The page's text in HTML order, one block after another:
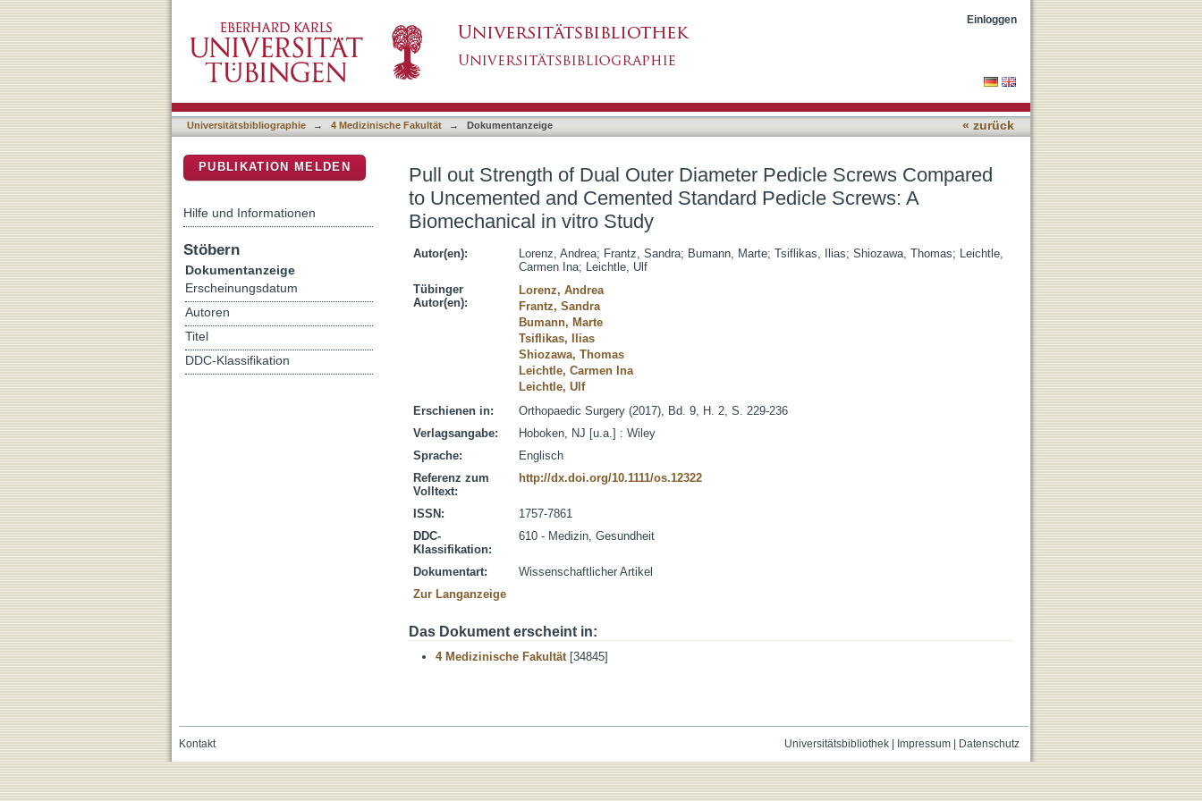
Cemented Standard Pedicle Screws: A Biomechanical in vitro Study
Einloggen
Universitätsbibliographie → 4 Medizinische Fakultät → Dokumentanzeige « zurück
Pull out Strength of Dual Outer Diameter Pedicle Screws Compared
to Uncemented and Cemented Standard Pedicle Screws: A
Biomechanical in vitro Study
Autor(en): Lorenz, Andrea; Frantz, Sandra; Bumann, Marte; Tsiflikas, Ilias; Shiozawa, Thomas; Leichtle,
Carmen Ina; Leichtle, Ulf
Tübinger
Autor(en):
Lorenz, Andrea
Frantz, Sandra
Bumann, Marte
Tsiflikas, Ilias
Shiozawa, Thomas
Leichtle, Carmen Ina
Leichtle, Ulf
Erschienen in:
Orthopaedic Surgery (2017), Bd. 9, H. 2, S. 229-236
Verlagsangabe:
Hoboken, NJ [u.a.] : Wiley
Sprache:
Englisch
Referenz zum
Volltext:
http://dx.doi.org/10.1111/os.12322
ISSN:
1757-7861
DDC-
Klassifikation:
610 - Medizin, Gesundheit
Dokumentart:
Wissenschaftlicher Artikel
Zur Langanzeige
Das Dokument erscheint in:
4 Medizinische Fakultät[34845]
PUBLIKATION MELDEN
Hilfe und Informationen
Stöbern
Dokumentanzeige
Erscheinungsdatum
Autoren
Titel
DDC-Klassifikation
Universitätsbibliothek| Impressum| Datenschutz
Kontakt